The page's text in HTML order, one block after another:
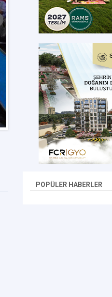
Kastamonu Tosya
Kastamonu Toska Toki Evleri
POPÜLER HABERLER